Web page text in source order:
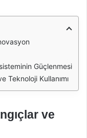
Güçlenmesi
Teknoloji Kullanımı
ve